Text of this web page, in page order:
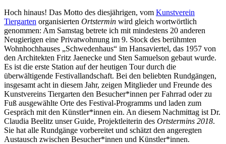
Hoch hinaus! Das Motto des diesjährigen, vom Kunstverein
Tiergarten organisierten Ortstermin wird gleich wortwörtlich
genommen: Am Samstag betrete ich mit mindestens 20 anderen
Neugierigen eine Privatwohnung im 9. Stock des berühmten
Wohnhochhauses „Schwedenhaus“ im Hansaviertel, das 1957 von
den Architekten Fritz Jaenecke und Sten Samuelson gebaut wurde.
Es ist die erste Station auf der heutigen Tour durch die
überwältigende Festivallandschaft. Bei den beliebten Rundgängen,
insgesamt acht in diesem Jahr, zeigen Mitglieder und Freunde des
Kunstvereins Tiergarten den Besucher*innen per Fahrrad oder zu
Fuß ausgewählte Orte des Festival-Programms und laden zum
Gespräch mit den Künstler*innen ein. An diesem Nachmittag ist Dr.
Claudia Beelitz unser Guide, Projektleiterin des Ortstermins 2018.
Sie hat alle Rundgänge vorbereitet und schätzt den angeregten
Austausch zwischen Besucher*innen und Künstler*innen.